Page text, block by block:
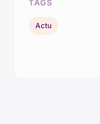
TAGS
Actu